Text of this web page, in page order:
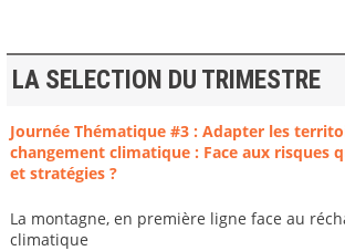
LA SELECTION DU TRIMESTRE
Journée Thématique #3 : Adapter les
changement climatique : Face aux risques
et stratégies ?
La montagne, en première ligne face au
climatique